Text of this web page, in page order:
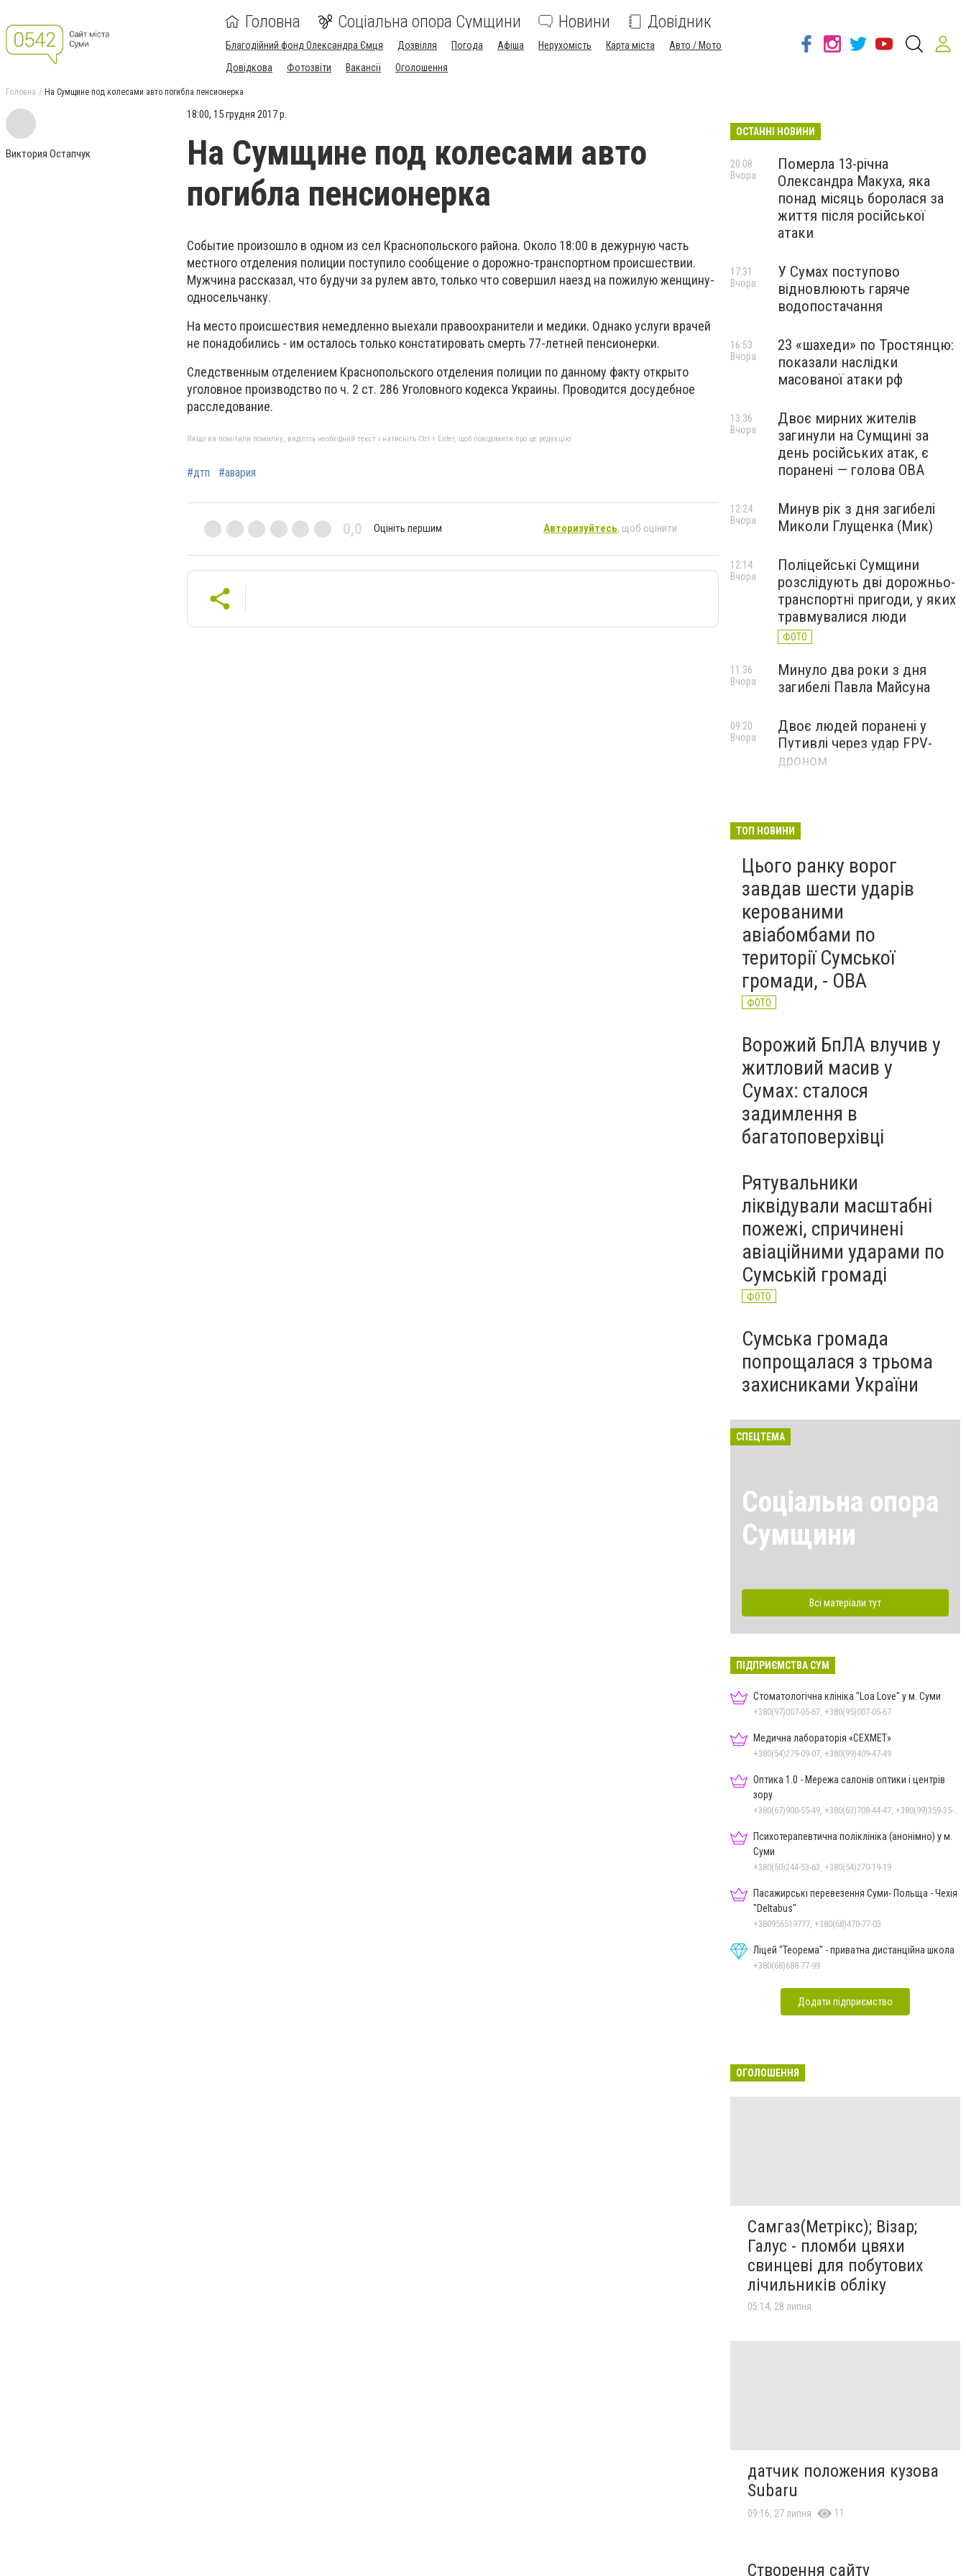
Головна Соціальна опора Сумщини Новини Довідник
Благодійний фонд Олександра Ємця Дозвілля Погода Афіша Нерухомість Карта міста
Авто / Мото
Довідкова
Фотозвіти Вакансії Оголошення
Головна На Сумщине под колесами авто погибла пенсионерка
Виктория Остапчук
18:00, 15 грудня 2017 р.
На Сумщине под колесами авто
погибла пенсионерка
Событие произошло в одном из сел Краснопольского района. Около 18:00 в дежурную часть
местного отделения полиции поступило сообщение о дорожно-транспортном происшествии.
Мужчина рассказал, что будучи за рулем авто, только что совершил наезд на пожилую женщину-
односельчанку.
На место происшествия немедленно выехали правоохранители и медики. Однако услуги врачей
не понадобились - им осталось только констатировать смерть 77-летней пенсионерки.
Следственным отделением Краснопольского отделения полиции по данному факту открыто
уголовное производство по ч. 2 ст. 286 Уголовного кодекса Украины. Проводится досудебное
расследование.
Якщо ви помітили помилку, виділіть необхідний текст і натисніть Ctrl + Enter, щоб повідомити про це редакцію
#дтп #авария
0,0 Оцініть першим Авторизуйтесь, щоб оцінити
ОСТАННІ НОВИНИ
Померла 13-річна
Олександра Макуха, яка
понад місяць боролася за
життя після російської
атаки
20:08
Вчора
У Сумах поступово
відновлюють гаряче
водопостачання
17:31
Вчора
23 «шахеди» по Тростянцю:
показали наслідки
масованої атаки рф
16:53
Вчора
Двоє мирних жителів
загинули на Сумщині за
день російських атак, є
поранені — голова ОВА
13:36
Вчора
Минув рік з дня загибелі
Миколи Глущенка (Мик)
12:24
Вчора
Поліцейські Сумщини
розслідують дві дорожньо-
транспортні пригоди, у яких
травмувалися люди
ФОТО
12:14
Вчора
Минуло два роки з дня
загибелі Павла Майсуна
11:36
Вчора
Двоє людей поранені у
Путивлі через удар FPV-
дроном
09:20
Вчора
ТОП НОВИНИ
Цього ранку ворог
завдав шести ударів
керованими
авіабомбами по
території Сумської
громади, - ОВА
ФОТО
Ворожий БпЛА влучив у
житловий масив у
Сумах: сталося
задимлення в
багатоповерхівці
Рятувальники
ліквідували масштабні
пожежі, спричинені
авіаційними ударами по
Сумській громаді
ФОТО
Сумська громада
попрощалася з трьома
захисниками України
СПЕЦТЕМА
Соціальна опора
Сумщини
Всі матеріали тут
ПІДПРИЄМСТВА СУМ
Стоматологічна клініка "Loa Love" у м. Суми
+380(97)007-05-67, +380(95)007-05-67
Медична лабораторія «СЕХМЕТ»
+380(54)279-09-07, +380(99)409-47-49
Оптика 1.0 - Мережа салонів оптики і центрів
зору
Психотерапевтична поліклініка (анонімно) у м.
Суми
+380(50)244-53-63, +380(54)270-19-19
Пасажирські перевезення Суми- Польща - Чехія
"Deltabus"
+380956519777, +380(68)470-77-03
Ліцей "Теорема" - приватна дистанційна школа
+380(68)688-77-99
Додати підприємство
ОГОЛОШЕННЯ
Самгаз(Метрікс); Візар;
Галус - пломби цвяхи
свинцеві для побутових
лічильників обліку
05:14, 28 липня
датчик положения кузова
Subaru
09:16, 27 липня 11
Створення сайту